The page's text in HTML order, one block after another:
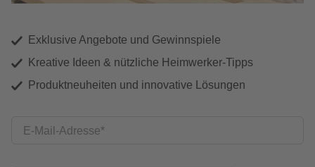
Exklusive Angebote und Gewinnspiele
Kreative Ideen & nützliche Heimwerker-Tipps
Produktneuheiten und innovative Lösungen
E-Mail-Adresse